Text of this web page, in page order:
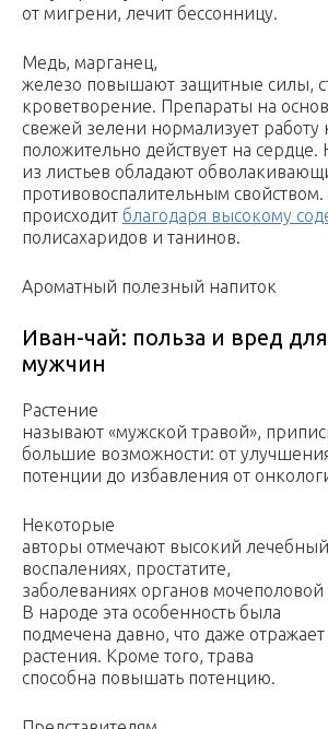
от мигрени, лечит бессонницу.
Медь, марганец,
железо повышают защитные силы,
кроветворение. Препараты на
свежей зелени нормализует
положительно действует на сердце.
из листьев обладают
противовоспалительным свойством.
происходит благодаря высокому
полисахаридов и танинов.
Ароматный полезный напиток
Иван-чай: польза и вред
мужчин
Растение
называют «мужской травой»,
большие возможности: от
потенции до избавления от
Некоторые
авторы отмечают высокий
воспалениях, простатите,
заболеваниях органов
В народе эта особенность была
подмечена давно, что даже
растения. Кроме того, трава
способна повышать потенцию.